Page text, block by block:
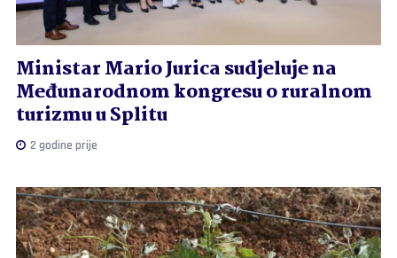
Ministar Mario Jurica sudjeluje na
Međunarodnom kongresu o ruralnom
turizmu u Splitu
2 godine prije